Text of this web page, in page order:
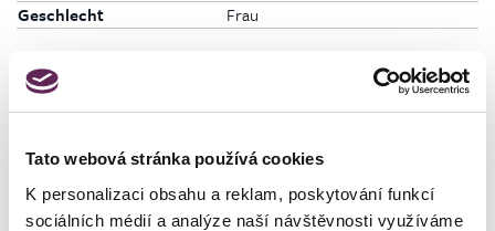
Tato webová stránka používá cookies
K personalizaci obsahu a reklam, poskytování funkcí
sociálních médií a analýze naší návštěvnosti využíváme
Geschlecht Frau
Fotos vorher und nachher